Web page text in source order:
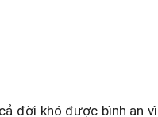
đời khó được bình an vì